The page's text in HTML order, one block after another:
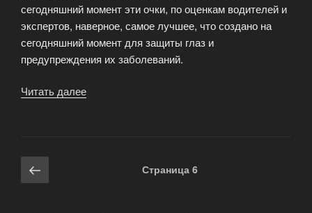
сегодняшний момент эти очки, по оценкам водителей и
экспертов, наверное, самое лучшее, что создано на
сегодняшний момент для защиты глаз и
предупреждения их заболеваний.
Читать далее
Навигация
по
Предыдущая
страница
Страница 6